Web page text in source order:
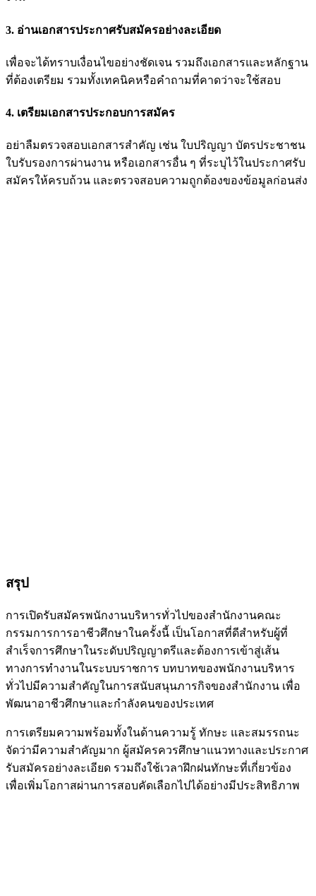
3. อ่านเอกสารประกาศรับสมัครอย่างละเอียด
เพื่อจะได้ทราบเงื่อนไขอย่างชัดเจน รวมถึงเอกสารและหลักฐาน
ที่ต้องเตรียม รวมทั้งเทคนิคหรือคำถามที่คาดว่าจะใช้สอบ
4. เตรียมเอกสารประกอบการสมัคร
อย่าลืมตรวจสอบเอกสารสำคัญ เช่น ใบปริญญา บัตรประชาชน
ใบรับรองการผ่านงาน หรือเอกสารอื่น ๆ ที่ระบุไว้ในประกาศรับ
สมัครให้ครบถ้วน และตรวจสอบความถูกต้องของข้อมูลก่อนส่ง
สรุป
การเปิดรับสมัครพนักงานบริหารทั่วไปของสำนักงานคณะ
กรรมการการอาชีวศึกษาในครั้งนี้ เป็นโอกาสที่ดีสำหรับผู้ที่
สำเร็จการศึกษาในระดับปริญญาตรีและต้องการเข้าสู่เส้น
ทางการทำงานในระบบราชการ บทบาทของพนักงานบริหาร
ทั่วไปมีความสำคัญในการสนับสนุนภารกิจของสำนักงาน เพื่อ
พัฒนาอาชีวศึกษาและกำลังคนของประเทศ
การเตรียมความพร้อมทั้งในด้านความรู้ ทักษะ และสมรรถนะ
จัดว่ามีความสำคัญมาก ผู้สมัครควรศึกษาแนวทางและประกาศ
รับสมัครอย่างละเอียด รวมถึงใช้เวลาฝึกฝนทักษะที่เกี่ยวข้อง
เพื่อเพิ่มโอกาสผ่านการสอบคัดเลือกไปได้อย่างมีประสิทธิภาพ